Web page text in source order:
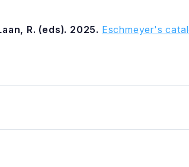
R. (eds). 2025. Eschmeyer's